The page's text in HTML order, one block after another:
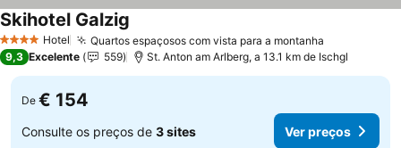
4 EstrelasHotel Quartos espaçosos com vista para a montanha
Skihotel Galzig
9,3 Excelente 559 St. Anton am Arlberg, a 13.1 km de Ischgl
De € 154
Consulte os preços de 3 sites Ver preços